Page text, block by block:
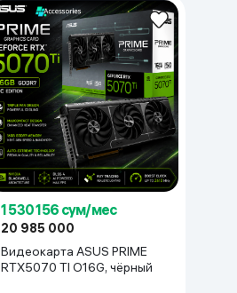
1 530 156 сум/мес
20 985 000
Видеокарта ASUS PRIME
RTX5070 TI O16G, чёрный